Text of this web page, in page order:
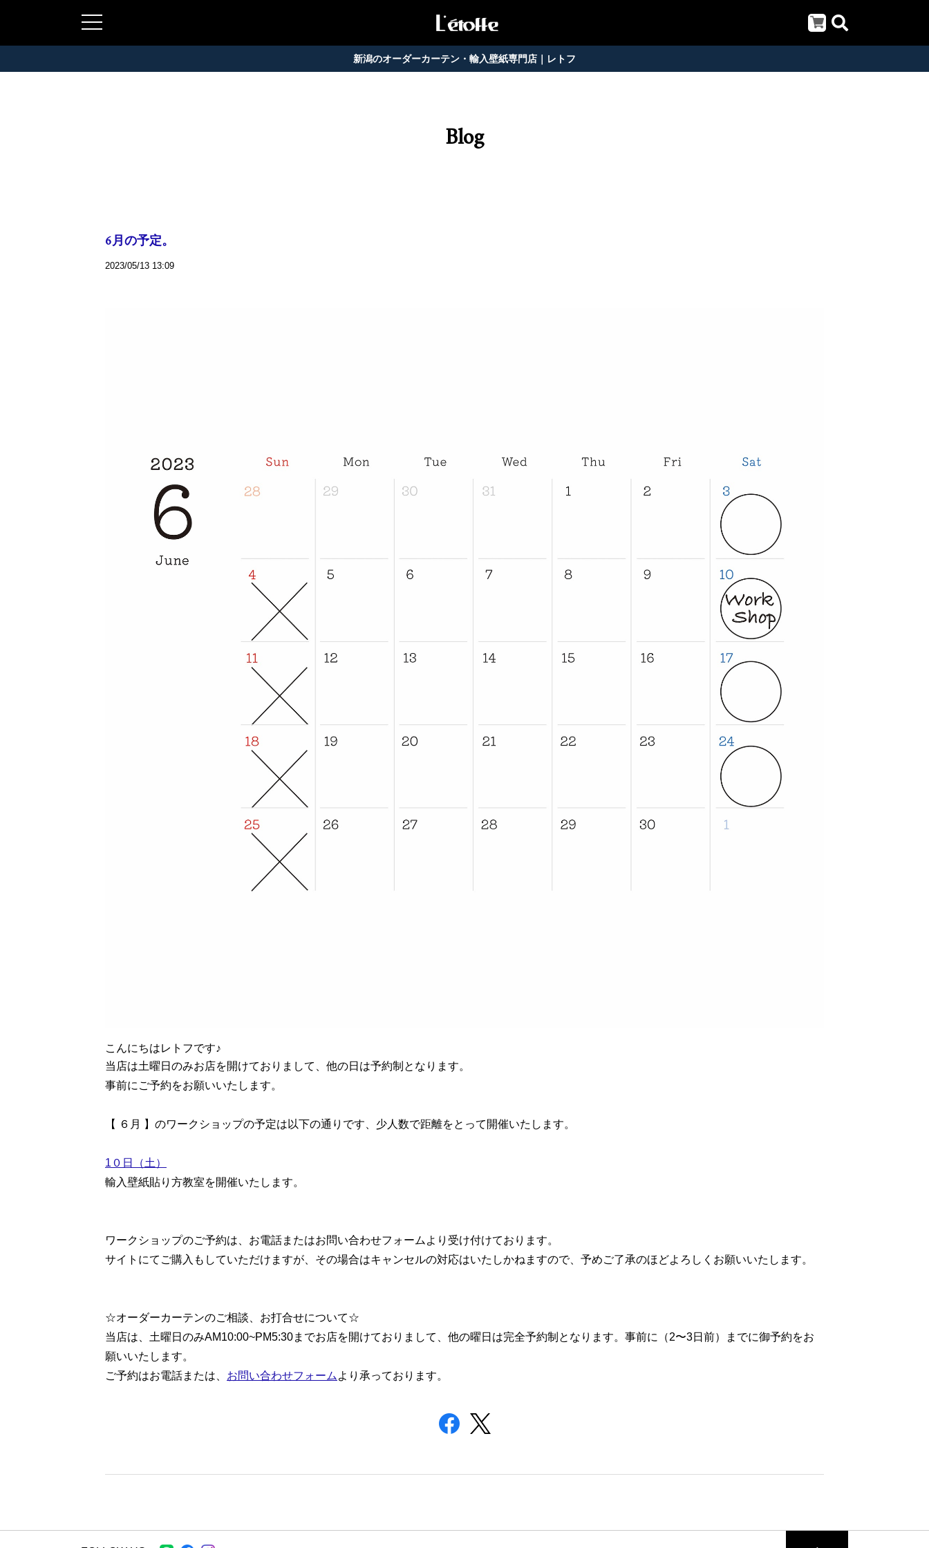
新潟のオーダーカーテン・輸入壁紙専門店｜レトフ
Blog
6月の予定。
2023/05/13 13:09
こんにちはレトフです♪
当店は土曜日のみお店を開けておりまして、他の日は予約制となります。
事前にご予約をお願いいたします。
【 ６ 月 】 のワークショップの予定は以下の通りです、少人数で距離をとって開催いたします。
1０日（土）
輸入壁紙貼り方教室を開催いたします。
ワークショップのご予約は、お電話またはお問い合わせフォームより受け付けております。
サイトにてご購入もしていただけますが、その場合はキャンセルの対応はいたしかねますので、予めご了承のほどよろしくお願いいたします。
☆オーダーカーテンのご相談、お打合せについて☆
当店は、土曜日のみAM10:00~PM5:30までお店を開けておりまして、他の曜日は完全予約制となります。事前に（2〜3日前）までに御予約をお
願いいたします。
ご予約はお電話または、 お問い合わせフォーム より承っております。